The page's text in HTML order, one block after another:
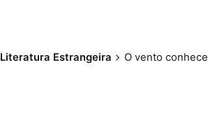
Literatura Estrangeira O vento